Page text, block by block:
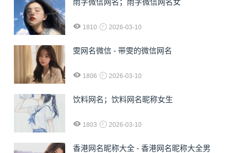
雨字微信网名；雨字微信网名女
1810 2026-03-10
雯网名微信 - 带雯的微信网名
1806 2026-03-10
饮料网名；饮料网名昵称女生
1803 2026-03-10
香港网名昵称大全 - 香港网名昵称大全男